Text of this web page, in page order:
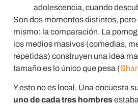
adolescencia, cuando
Son dos momentos distintos, pero
mismo: la comparación. La
los medios masivos (comedias,
repetidas) construyen una idea
tamaño es lo único que pesa (
Y esto no es local. Una encuesta
uno de cada tres hombres